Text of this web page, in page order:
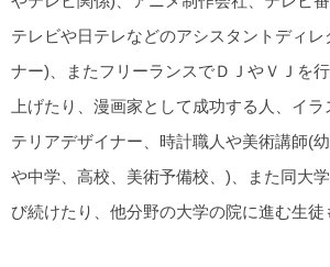
テレビや日テレなどのアシスタントディレ
ナー)、またフリーランスでＤＪやＶＪを
上げたり、漫画家として成功する人、イ
テリアデザイナー、時計職人や美術講師(
や中学、高校、美術予備校、)、また同大
び続けたり、他分野の大学の院に進む生徒